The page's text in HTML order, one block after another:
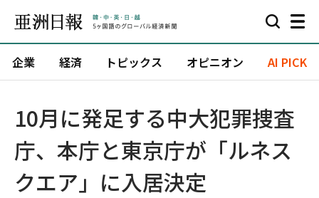
企業 経済 トピックス オピニオン AI PICK
10月に発足する中大犯罪捜査
庁、本庁と東京庁が「ルネス
クエア」に入居決定